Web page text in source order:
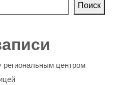
Поиск
центром